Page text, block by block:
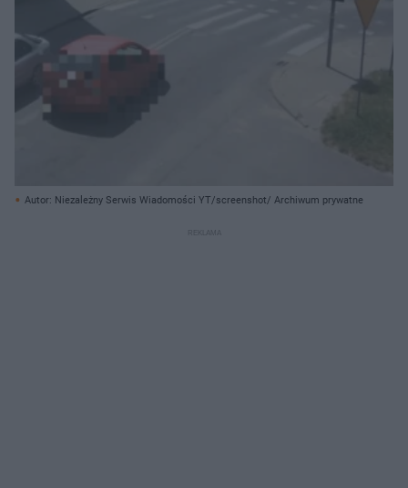
Autor: Niezależny Serwis Wiadomości YT/screenshot/ Archiwum prywatne